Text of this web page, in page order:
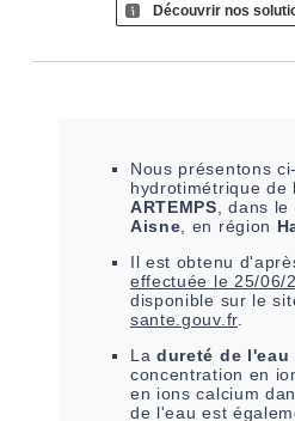
Découvrir nos
Nous présentons
hydrotimétrique de
ARTEMPS , dans
Aisne , en région
Il est obtenu
effectuée le 25/06/
disponible sur le
sante.gouv.fr.
La dureté de l'eau
concentration en
en ions calcium
de l'eau est